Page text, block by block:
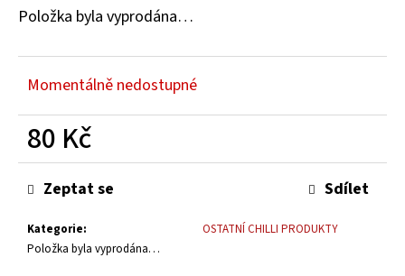
hvězdiček.
Položka byla vyprodána…
Momentálně nedostupné
80 Kč
Měrná
cena:
Kategorie:
OSTATNÍ CHILLI PRODUKTY
Položka byla vyprodána…
Zeptat se Sdílet
HLEDAT
p
o
u